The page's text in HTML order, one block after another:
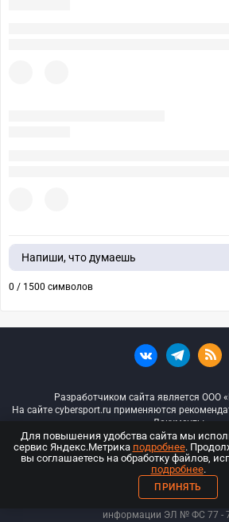
Напиши, что думаешь
0 / 1500 символов
Разработчиком сайта является ООО
На сайте cybersport.ru применяются
Документы
© ООО «Киберспорт.ру» — Все
18+
ООО «Киберспорт.ру». Свидетельство о
информации ЭЛ № ФС 77 -
Для повышения удобства сайта мы
сервис Яндекс.Метрика подробнее.
вы соглашаетесь на обработку файлов,
подробнее.
ПРИНЯТЬ